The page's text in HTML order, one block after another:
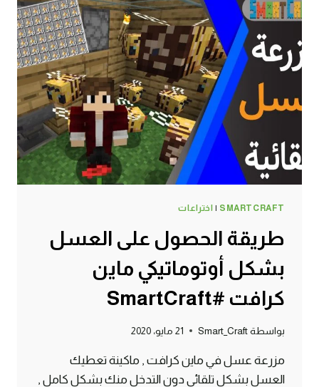
الجيت
باك
عشان
تطير
–
موارد
جديدة
اسطورية
MINECRAFT
!!
😍
SMARTCRAFT
| اختراعات
طريقة الحصول على العسل
بشكل أوتوماتيكي ماين
كرافت #SmartCraft
بواسطة Smart_Craft 21 مايو، 2020
مزرعة عسل في ماين كرافت , ماكينة تعطيك
العسل بشكل تلقائي دون التدخل منك بشكل كامل ,